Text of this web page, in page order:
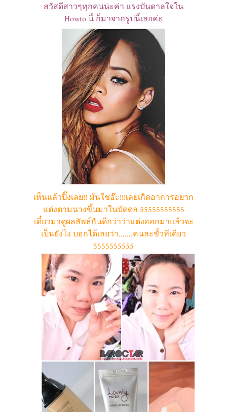
สวัสดีสาวๆทุกคนน่ะค่า แรงบันดาลใจใน
Howto นี้ ก็มาจากรูปนี้เลยค่ะ
เห็นแล้วปิ๊งเลย!! มันใช่อ๊ะ!!!เลยเกิดอาการอยาก
แต่งตามนางขึ้นมาในบัดดล 55555555555
เดี๋ยวมาดูผลลัพธ์กันดีกว่าว่าแต่งออกมาแล้วจะ
เป็นยังไง บอกได้เลยว่า.......คนละขั้วทีเดียว
5555555555